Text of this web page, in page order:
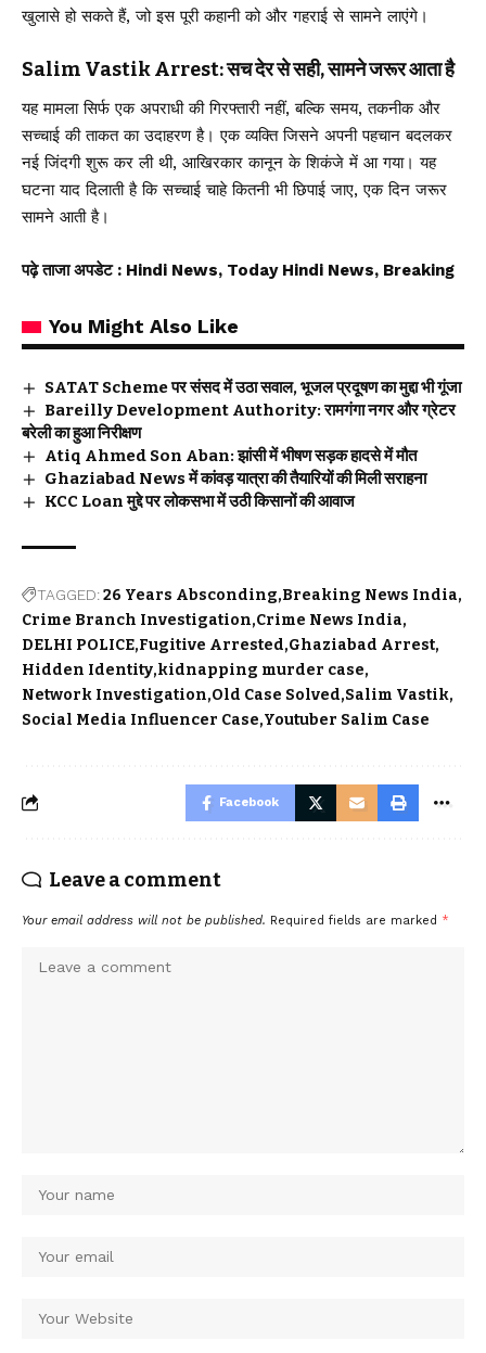
खुलासे हो सकते हैं, जो इस पूरी कहानी को और गहराई से सामने लाएंगे।
Salim Vastik Arrest: सच देर से सही, सामने जरूर आता है
यह मामला सिर्फ एक अपराधी की गिरफ्तारी नहीं, बल्कि समय, तकनीक और
सच्चाई की ताकत का उदाहरण है। एक व्यक्ति जिसने अपनी पहचान बदलकर
नई जिंदगी शुरू कर ली थी, आखिरकार कानून के शिकंजे में आ गया। यह
घटना याद दिलाती है कि सच्चाई चाहे कितनी भी छिपाई जाए, एक दिन जरूर
सामने आती है।
पढ़े ताजा अपडेट : Hindi News, Today Hindi News, Breaking
You Might Also Like
SATAT Scheme पर संसद में उठा सवाल, भूजल प्रदूषण का मुद्दा भी गूंजा
Bareilly Development Authority: रामगंगा नगर और ग्रेटर
बरेली का हुआ निरीक्षण
Atiq Ahmed Son Aban: झांसी में भीषण सड़क हादसे में मौत
Ghaziabad News में कांवड़ यात्रा की तैयारियों की मिली सराहना
KCC Loan मुद्दे पर लोकसभा में उठी किसानों की आवाज
TAGGED:26 Years Absconding Breaking News India
Crime Branch Investigation Crime News India
DELHI POLICE Fugitive Arrested Ghaziabad Arrest
Hidden Identity kidnapping murder case
Network Investigation Old Case Solved Salim Vastik
Social Media Influencer Case Youtuber Salim Case
Facebook
Leave a comment
Your email address will not be published. Required fields are marked *